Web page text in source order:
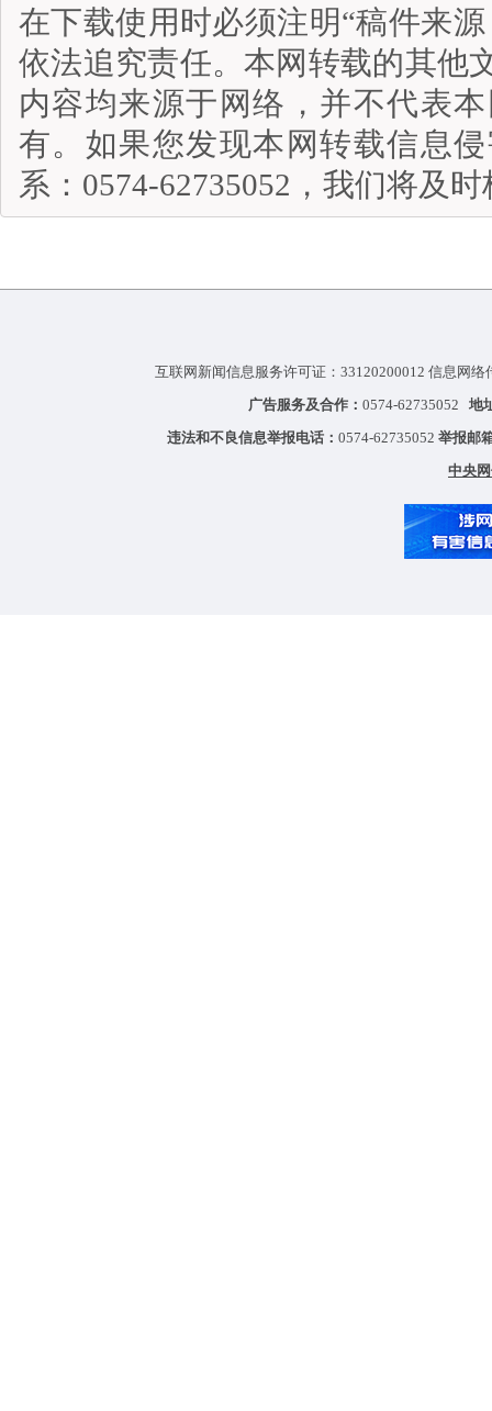
在下载使用时必须注明“稿件来
依法追究责任。本网转载的其他
内容均来源于网络，并不代表
有。如果您发现本网转载信息
系：0574-62735052，我们将及
互联网新闻信息服务许可证：33120200012 信息网
广告服务及合作： 0574-62735052 地
违法和不良信息举报电话： 0574-62735052 举报邮
中央